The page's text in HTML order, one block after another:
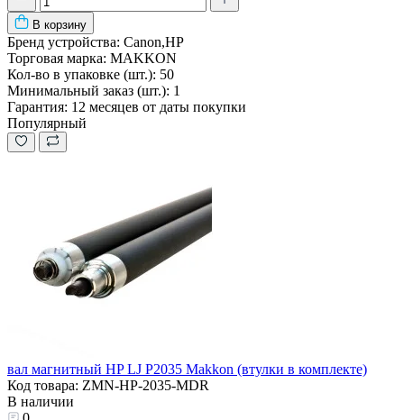
В корзину
Бренд устройства: Canon,HP
Торговая марка: MAKKON
Кол-во в упаковке (шт.): 50
Минимальный заказ (шт.): 1
Гарантия: 12 месяцев от даты покупки
Популярный
вал магнитный HP LJ P2035 Makkon (втулки в комплекте)
Код товара: ZMN-HP-2035-MDR
В наличии